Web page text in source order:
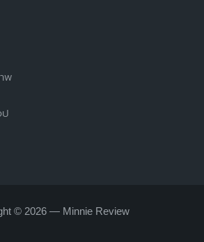
พ
© 2026 — Minnie Review